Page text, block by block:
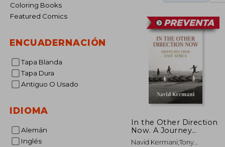
Coloring Books
Featured Comics
ENCUADERNACIÓN
Tapa Blanda
Tapa Dura
Antiguo O Usado
IDIOMA
Alemán
Inglés
In the Other Direction
Now. A Journey
through East Africa
Navid Kermani;Tony